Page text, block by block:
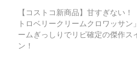
【コストコ新商品】甘すぎない！
トロベリークリームクロワッサン
ームぎっしりでリピ確定の傑作ス
ン！